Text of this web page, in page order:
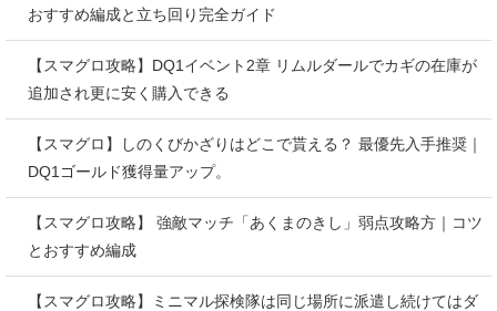
おすすめ編成と立ち回り完全ガイド
【スマグロ攻略】DQ1イベント2章 リムルダールでカギの在庫が
追加され更に安く購入できる
【スマグロ】しのくびかざりはどこで貰える？ 最優先入手推奨｜
DQ1ゴールド獲得量アップ。
【スマグロ攻略】 強敵マッチ「あくまのきし」弱点攻略方｜コツ
とおすすめ編成
【スマグロ攻略】ミニマル探検隊は同じ場所に派遣し続けてはダ